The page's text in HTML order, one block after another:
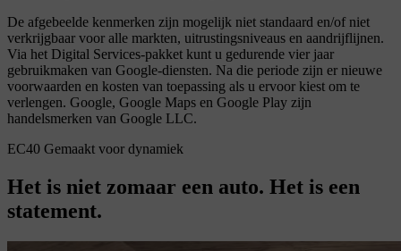
De afgebeelde kenmerken zijn mogelijk niet standaard en/of niet
verkrijgbaar voor alle markten, uitrustingsniveaus en aandrijflijnen.
Via het Digital Services-pakket kunt u gedurende vier jaar
gebruikmaken van Google-diensten. Na die periode zijn er nieuwe
voorwaarden en kosten van toepassing als u ervoor kiest om te
verlengen. Google, Google Maps en Google Play zijn
handelsmerken van Google LLC.
EC40 Gemaakt voor dynamiek
Het is niet zomaar een auto. Het is een
statement.